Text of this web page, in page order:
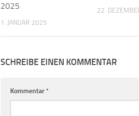
2025
1. JANUAR 2025
22.
SCHREIBE EINEN KOMMENTAR
Kommentar*